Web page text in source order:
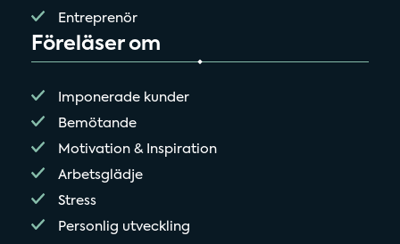
Entreprenör
Föreläser om
Imponerade kunder
Bemötande
Motivation & Inspiration
Arbetsglädje
Stress
Personlig utveckling